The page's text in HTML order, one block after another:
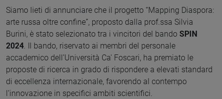
Siamo lieti di annunciare che il progetto “Mapping Diaspora:
arte russa oltre confine”, proposto dalla prof.ssa Silvia
Burini, è stato selezionato tra i vincitori del bando SPIN
2024. Il bando, riservato ai membri del personale
accademico dell’Università Ca' Foscari, ha premiato le
proposte di ricerca in grado di rispondere a elevati standard
di eccellenza internazionale, favorendo al contempo
l’innovazione in specifici ambiti scientifici.